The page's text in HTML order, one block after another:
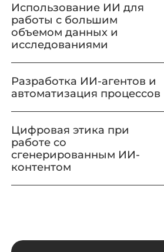
Использование ИИ для
работы с большим
объемом данных и
исследованиями
Разработка ИИ-агентов и
автоматизация процессов
Цифровая этика при
работе со
сгенерированным ИИ-
контентом